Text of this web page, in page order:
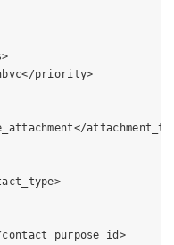
priority>